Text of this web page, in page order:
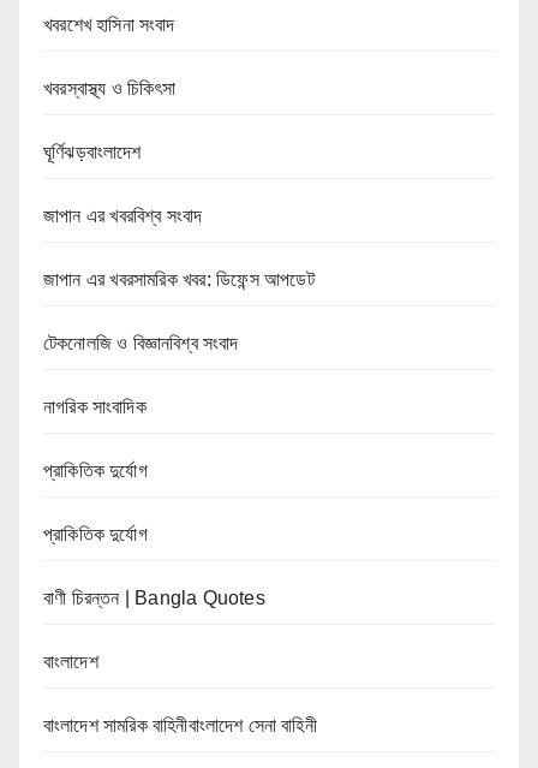
খবরশেখ হাসিনা সংবাদ
খবরস্বাস্থ্য ও চিকিৎসা
ঘূর্ণিঝড়বাংলাদেশ
জাপান এর খবরবিশ্ব সংবাদ
জাপান এর খবরসামরিক খবর: ডিফেন্স আপডেট
টেকনোলজি ও বিজ্ঞানবিশ্ব সংবাদ
নাগরিক সাংবাদিক
প্রাকিতিক দুর্যোগ
প্রাকিতিক দুর্যোগ
বাণী চিরন্তন | Bangla Quotes
বাংলাদেশ
বাংলাদেশ সামরিক বাহিনীবাংলাদেশ সেনা বাহিনী